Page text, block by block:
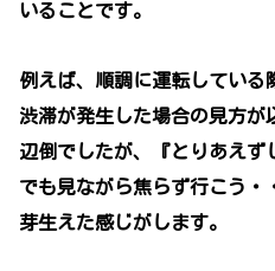
いることです。
例えば、順調に運転している
渋滞が発生した場合の見方が
辺倒でしたが、『とりあえず
でも見ながら焦らず行こう・
芽生えた感じがします。